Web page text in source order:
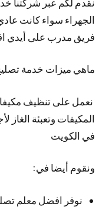
الجهراء سواء كانت
فريق مدرب على أيدي
ماهي ميزات خدمة
نعمل على تنظيف
المكيفات وتعبئة الغاز
في الكويت
ونقوم أيضا في:
نوفر افضل معلم